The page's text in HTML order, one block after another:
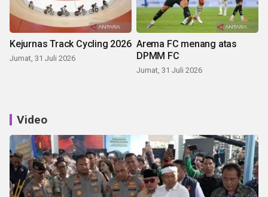
Kejurnas Track Cycling 2026
Jumat, 31 Juli 2026
Arema FC menang atas
DPMM FC
Jumat, 31 Juli 2026
Video